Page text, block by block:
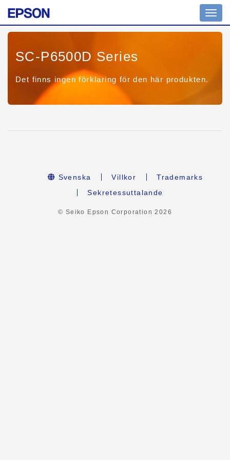
SC-P6500D Series
Det finns ingen förklaring för den här produkten.
Svenska Villkor
Trademarks
Sekretessuttalande
© Seiko Epson Corporation2026